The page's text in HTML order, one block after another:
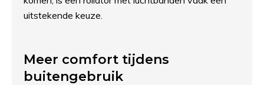
uitstekende keuze.
Meer comfort tijdens
buitengebruik